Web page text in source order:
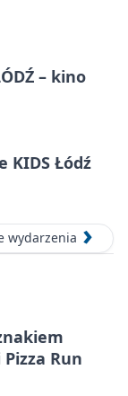
– kino
KIDS Łódź
wydarzenia
Run